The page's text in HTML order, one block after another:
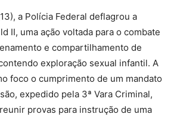
a Polícia Federal deflagrou a
II, uma ação voltada para o combate
e compartilhamento de
exploração sexual infantil. A
foco o cumprimento de um mandato
expedido pela 3ª Vara Criminal,
provas para instrução de uma